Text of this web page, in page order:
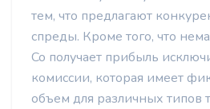
тем, что предлагают
спреды. Кроме того, что
Co получает прибыль
комиссии, которая имеет
объем для различных типов